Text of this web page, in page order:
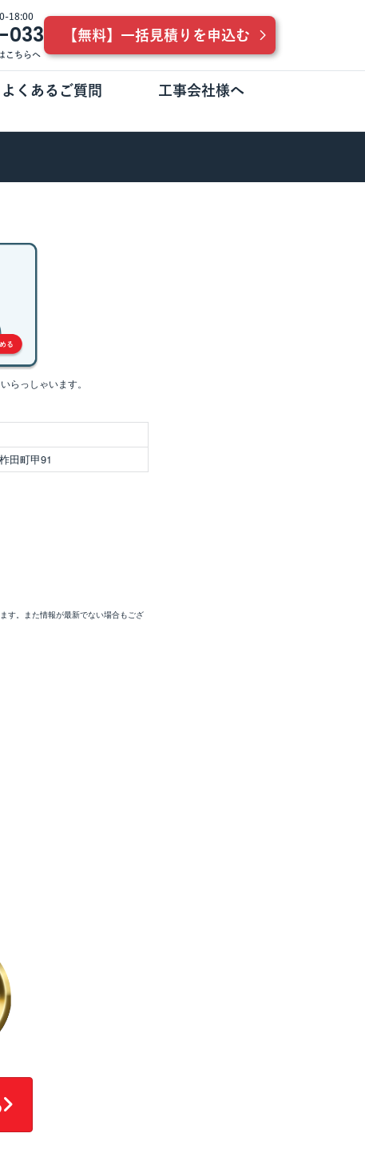
18:00
033
こちらへ
【無料】一括見積りを申込む
よくあるご質問 工事会社様へ
らっしゃいます。
田町甲91
す。また情報が最新でない場合もござ